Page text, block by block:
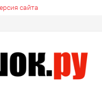
сайта